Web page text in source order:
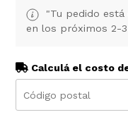
"Tu pedido
en los próximos 2-
Calculá el costo